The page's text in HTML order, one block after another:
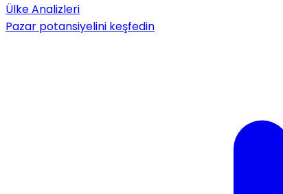
Ülke Analizleri
Pazar potansiyelini keşfedin